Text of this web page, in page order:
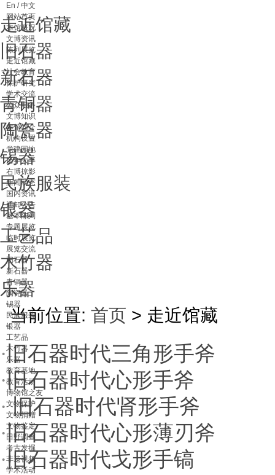
En / 中文
网站首页
本馆概况
文博资讯
陈列展览
走近馆藏
社会教育
保护研究
学术交流
公众服务
文博知识
本馆简介
机构设置
党建园地
历年大事
右博掠影
新闻动态
国内资讯
通知公告
基本陈列
专题展览
临时展览
展览交流
旧石器
新石器
青铜器
陶瓷器
锡器
民族服装
银器
工艺品
木竹器
乐器
教育基地
教育活动
博物馆之友
文物保护
文物捐赠
文物鉴定
田野调查
考古发掘
非遗视频
学术活动
走近馆藏
旧石器
新石器
青铜器
陶瓷器
锡器
民族服装
银器
工艺品
木竹器
乐器
当前位置: 首页 > 走近馆藏
·旧石器时代三角形手斧
·旧石器时代心形手斧
·旧石器时代肾形手斧
·旧石器时代心形薄刃斧
·旧石器时代戈形手镐